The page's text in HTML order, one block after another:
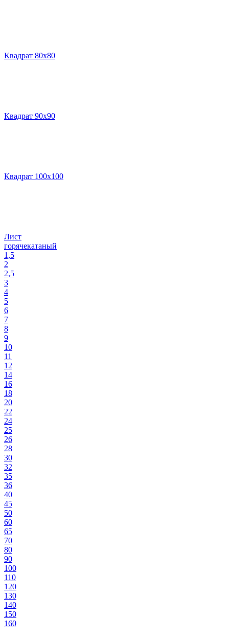
Квадрат 80х80
Квадрат 90х90
Квадрат 100х100
Лист
горячекатаный
1,5
2
2,5
3
4
5
6
7
8
9
10
11
12
14
16
18
20
22
24
25
26
28
30
32
35
36
40
45
50
60
65
70
80
90
100
110
120
130
140
150
160